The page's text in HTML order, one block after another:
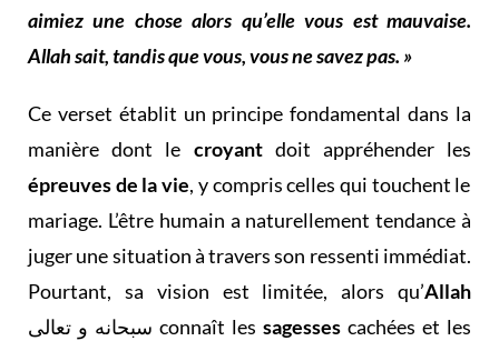
aimiez une chose alors qu’elle vous est mauvaise.
Allah sait, tandis que vous, vous ne savez pas. »
Ce verset établit un principe fondamental dans la
manière dont le croyantdoit appréhender les
épreuves de la vie, y compris celles qui touchent le
mariage. L’être humain a naturellement tendance à
juger une situation à travers son ressenti immédiat.
Pourtant, sa vision est limitée, alors qu’Allah
سبحانه و تعالى connaît les sagesses cachées et les